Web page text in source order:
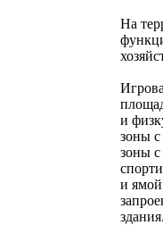
На
и
зоны
зоны
и
здания.